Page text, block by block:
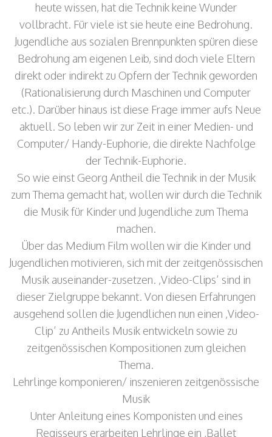
heute wissen, hat die Technik keine Wunder
vollbracht. Für viele ist sie heute eine Bedrohung.
Jugendliche aus sozialen Brennpunkten spüren diese
Bedrohung am eigenen Leib, sind doch viele Eltern
direkt oder indirekt zu Opfern der Technik geworden
(Rationalisierung durch Maschinen und Computer
etc.). Darüber hinaus ist diese Frage immer aufs Neue
aktuell. So leben wir zur Zeit in einer Medien- und
Computer/ Handy-Euphorie, die direkte Nachfolge
der Technik-Euphorie.
So wie einst Georg Antheil die Technik in der Musik
zum Thema gemacht hat, wollen wir durch die Technik
die Musik für Kinder und Jugendliche zum Thema
machen.
Über das Medium Film wollen wir die Kinder und
Jugendlichen motivieren, sich mit der zeitgenössischen
Musik auseinander-zusetzen. ‚Video-Clips’ sind in
dieser Zielgruppe bekannt. Von diesen Erfahrungen
ausgehend sollen die Jugendlichen nun einen ‚Video-
Clip’ zu Antheils Musik entwickeln sowie zu
zeitgenössischen Kompositionen zum gleichen
Thema.
Lehrlinge komponieren/ inszenieren zeitgenössische
Musik
Unter Anleitung eines Komponisten und eines
Regisseurs erarbeiten Lehrlinge ein ‚Ballet